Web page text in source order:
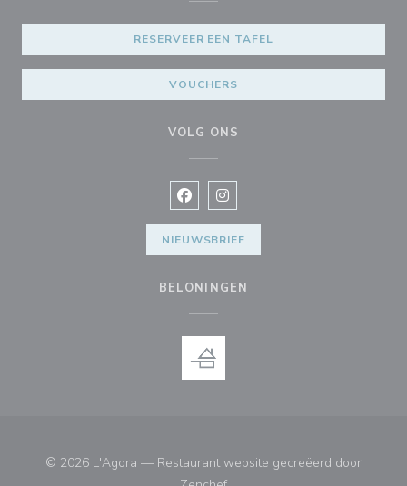
RESERVEER EEN TAFEL
VOUCHERS
VOLG ONS
Facebook ((opent in een nieuw
Instagram ((opent in een
NIEUWSBRIEF
BELONINGEN
© 2026 L'Agora — Restaurant website gecreëerd door